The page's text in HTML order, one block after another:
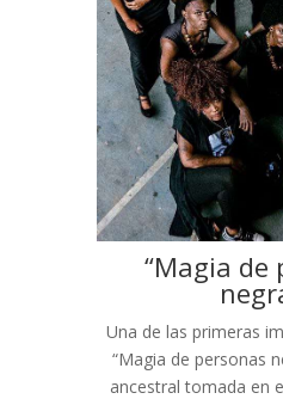
“Magia de
Una de las primeras
“Magia de personas
ancestral tomada en